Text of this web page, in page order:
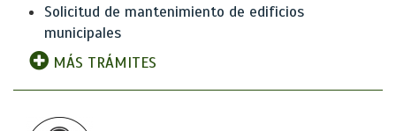
Solicitud de mantenimiento de edificios
municipales
MÁS TRÁMITES